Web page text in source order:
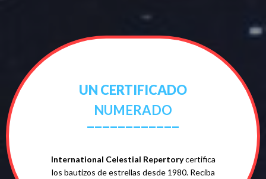
UN CERTIFICADO
NUMERADO
International Celestial Repertorycertifica
los bautizos de estrellas desde 1980. Reciba